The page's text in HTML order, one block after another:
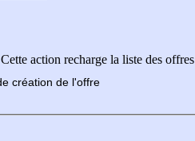
Cette action recharge la liste des offres
création de l'offre